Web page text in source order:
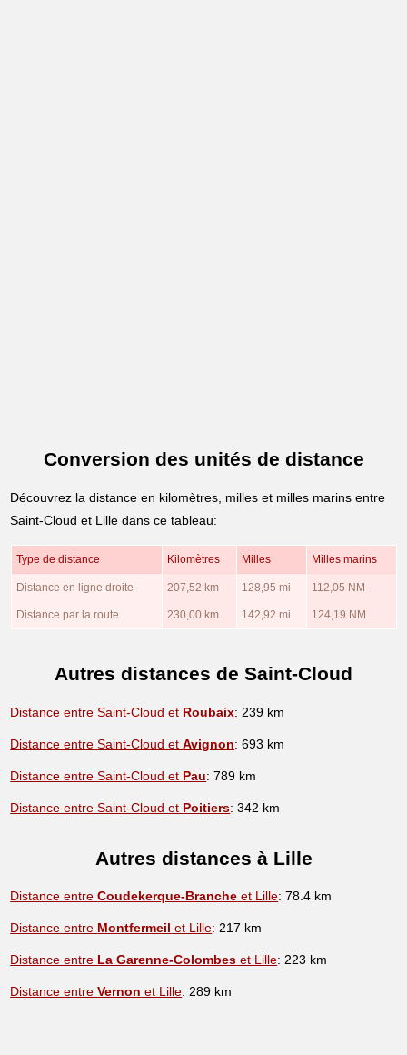
Conversion des unités de distance
Découvrez la distance en kilomètres, milles et milles marins entre
Saint-Cloud et Lille dans ce tableau:
Type de distance Kilomètres Milles Milles marins
Distance en ligne droite 207,52 km 128,95 mi 112,05 NM
Distance par la route 230,00 km 142,92 mi 124,19 NM
Autres distances de Saint-Cloud
Distance entre Saint-Cloud et Roubaix: 239 km
Distance entre Saint-Cloud etAvignon: 693 km
Distance entre Saint-Cloud et Pau: 789 km
Distance entre Saint-Cloud et Poitiers: 342 km
Autres distances à Lille
Distance entreCoudekerque-Branche et Lille: 78.4 km
Distance entre Montfermeil et Lille: 217 km
Distance entre La Garenne-Colombes et Lille: 223 km
Distance entreVernon et Lille: 289 km